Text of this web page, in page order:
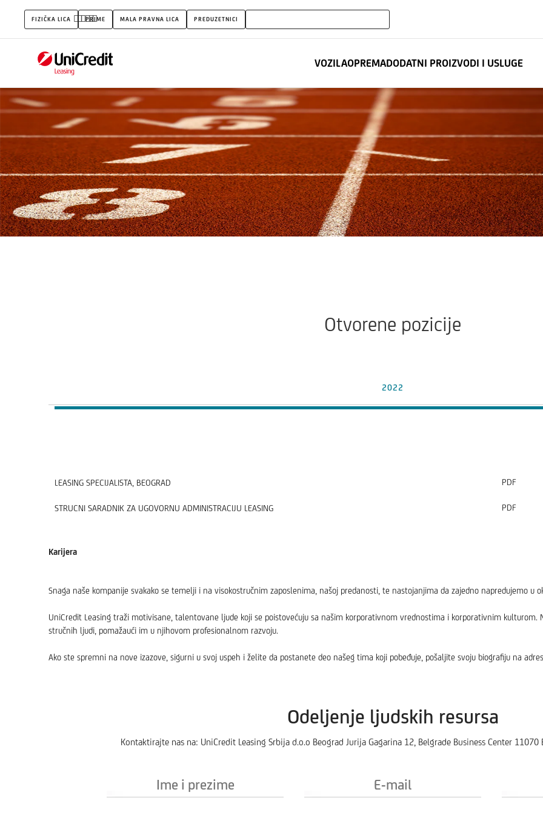
Karijera
u
UniCredit
Leasingu
FIZIČKA LICA PRIME MALA PRAVNA LICA PREDUZETNICI
VOZILAOPREMADODATNI PROIZVODI I USLUGE
Otvorene pozicije
2022
LEASING SPECIJALISTA, BEOGRAD PDF
STRUCNI SARADNIK ZA UGOVORNU ADMINISTRACIJU LEASING PDF
Karijera
Snaga naše kompanije svakako se temelji i na visokostručnim zaposlenima, našoj predanosti, te nastojanjima da zajedno napredujemo u
UniCredit Leasing traži motivisane, talentovane ljude koji se poistovećuju sa našim korporativnom vrednostima i korporativnim kulturom.
stručnih ljudi, pomažaući im u njihovom profesionalnom razvoju.
Ako ste spremni na nove izazove, sigurni u svoj uspeh i želite da postanete deo našeg tima koji pobeđuje, pošaljite svoju biografiju na
Odeljenje ljudskih resursa
Kontaktirajte nas na: UniCredit Leasing Srbija d.o.o Beograd Jurija Gagarina 12, Belgrade Business Center
i
mail